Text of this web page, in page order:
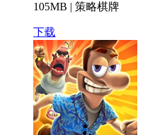
105MB | 策略棋牌
下载